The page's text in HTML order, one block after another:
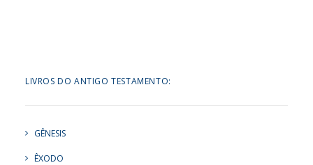
LIVROS DO ANTIGO TESTAMENTO:
GÊNESIS
ÊXODO